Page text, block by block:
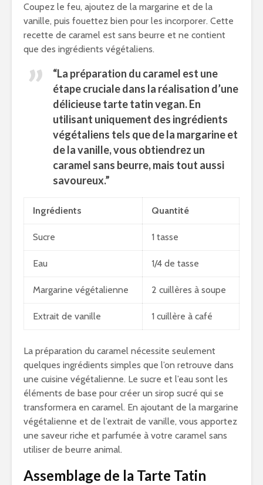
Coupez le feu, ajoutez de la margarine et de la
vanille, puis fouettez bien pour les incorporer. Cette
recette de caramel est sans beurre et ne contient
que des ingrédients végétaliens.
“La préparation du caramel est une
étape cruciale dans la réalisation d’une
délicieuse tarte tatin vegan. En
utilisant uniquement des ingrédients
végétaliens tels que de la margarine et
de la vanille, vous obtiendrez un
caramel sans beurre, mais tout aussi
savoureux.”
Ingrédients Quantité
Sucre 1 tasse
Eau 1/4 de tasse
Margarine végétalienne 2 cuillères à soupe
Extrait de vanille 1 cuillère à café
La préparation du caramel nécessite seulement
quelques ingrédients simples que l’on retrouve dans
une cuisine végétalienne. Le sucre et l’eau sont les
éléments de base pour créer un sirop sucré qui se
transformera en caramel. En ajoutant de la margarine
végétalienne et de l’extrait de vanille, vous apportez
une saveur riche et parfumée à votre caramel sans
utiliser de beurre animal.
Assemblage de la Tarte Tatin